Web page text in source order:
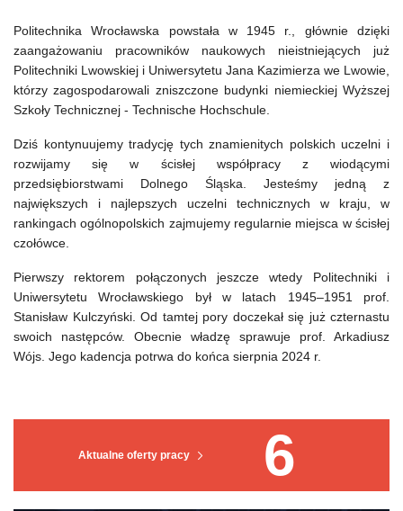
Aktualne oferty pracy 6
Politechnika Wrocławska powstała w 1945 r., głównie dzięki
zaangażowaniu pracowników naukowych nieistniejących już
Politechniki Lwowskiej i Uniwersytetu Jana Kazimierza we Lwowie,
którzy zagospodarowali zniszczone budynki niemieckiej Wyższej
Szkoły Technicznej - Technische Hochschule.
Dziś kontynuujemy tradycję tych znamienitych polskich uczelni i
rozwijamy się w ścisłej współpracy z wiodącymi
przedsiębiorstwami Dolnego Śląska. Jesteśmy jedną z
największych i najlepszych uczelni technicznych w kraju, w
rankingach ogólnopolskich zajmujemy regularnie miejsca w ścisłej
czołówce.
Pierwszy rektorem połączonych jeszcze wtedy Politechniki i
Uniwersytetu Wrocławskiego był w latach 1945–1951 prof.
Stanisław Kulczyński. Od tamtej pory doczekał się już czternastu
swoich następców. Obecnie władzę sprawuje prof. Arkadiusz
Wójs. Jego kadencja potrwa do końca sierpnia 2024 r.